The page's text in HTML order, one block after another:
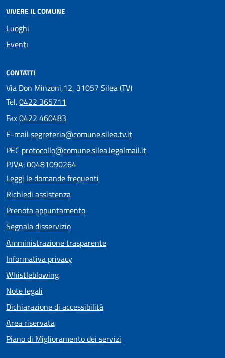
VIVERE IL COMUNE
Luoghi
Eventi
CONTATTI
Via Don Minzoni,12, 31057 Silea (TV)
Tel.0422 365711
Fax0422 460483
E-mail segreteria@comune.silea.tv.it
PEC protocollo@comune.silea.legalmail.it
P.IVA: 00481090264
Leggi le domande frequenti
Richiedi assistenza
Prenota appuntamento
Segnala disservizio
Amministrazione trasparente
Informativa privacy
Whistleblowing
Note legali
Dichiarazione di accessibilità
Area riservata
Piano di Miglioramento dei servizi